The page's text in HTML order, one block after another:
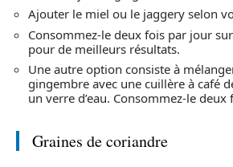
Ajouter le miel ou le jaggery selon
Consommez-le deux fois par jour
pour de meilleurs résultats.
Une autre option consiste à
gingembre avec une cuillère à café
un verre d’eau. Consommez-le deux
Graines de coriandre